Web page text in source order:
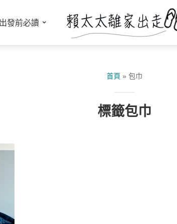
出發前必讀
首頁 » 包巾
標籤包巾